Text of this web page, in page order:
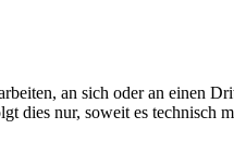
an sich oder an einen
dies nur, soweit es technisch